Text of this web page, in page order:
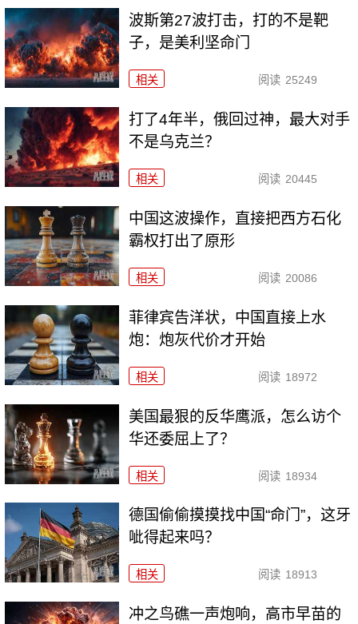
波斯第27波打击，打的不是靶
子，是美利坚命门
相关 阅读 25249
打了4年半，俄回过神，最大对手
不是乌克兰？
相关 阅读 20445
中国这波操作，直接把西方石化
霸权打出了原形
相关 阅读 20086
菲律宾告洋状，中国直接上水
炮：炮灰代价才开始
相关 阅读 18972
美国最狠的反华鹰派，怎么访个
华还委屈上了？
相关 阅读 18934
德国偷偷摸摸找中国“命门”，这牙
呲得起来吗？
相关 阅读 18913
冲之鸟礁一声炮响，高市早苗的